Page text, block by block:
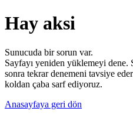
Hay aksi
Sunucuda bir sorun var.
Sayfayı yeniden yüklemeyi dene.
sonra tekrar denemeni tavsiye
koldan çaba sarf ediyoruz.
Anasayfaya geri dön